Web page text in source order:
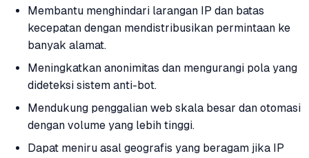
Membantu menghindari larangan IP dan batas
kecepatan dengan mendistribusikan permintaan ke
banyak alamat.
Meningkatkan anonimitas dan mengurangi pola yang
dideteksi sistem anti-bot.
Mendukung penggalian web skala besar dan otomasi
dengan volume yang lebih tinggi.
Dapat meniru asal geografis yang beragam jika IP